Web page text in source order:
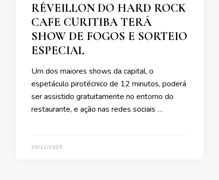
RÉVEILLON DO HARD ROCK
CAFE CURITIBA TERÁ
SHOW DE FOGOS E SORTEIO
ESPECIAL
Um dos maiores shows da capital, o
espetáculo pirotécnico de 12 minutos, poderá
ser assistido gratuitamente no entorno do
restaurante, e ação nas redes sociais …
30/12/2025